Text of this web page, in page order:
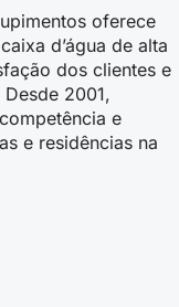
oferece
d’água de alta
dos clientes e
2001,
e
e residências na